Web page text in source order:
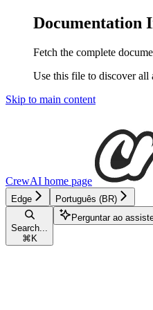
Documentation
Fetch the complete
Use this file to discover all
Skip to main content
CrewAI home page
Edge Português (BR)
Search...
⌘ K
Perguntar ao